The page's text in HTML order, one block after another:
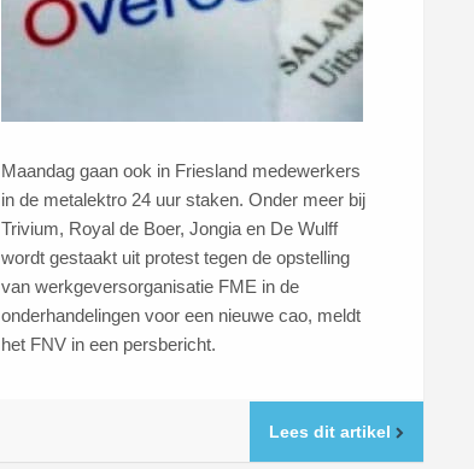
Maandag gaan ook in Friesland medewerkers
in de metalektro 24 uur staken. Onder meer bij
Trivium, Royal de Boer, Jongia en De Wulff
wordt gestaakt uit protest tegen de opstelling
van werkgeversorganisatie FME in de
onderhandelingen voor een nieuwe cao, meldt
het FNV in een persbericht.
Lees dit artikel